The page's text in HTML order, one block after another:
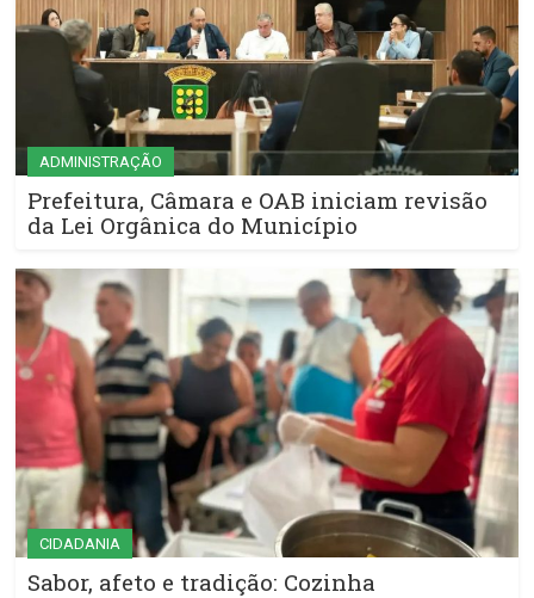
ADMINISTRAÇÃO
Prefeitura, Câmara e OAB iniciam revisão
da Lei Orgânica do Município
CIDADANIA
Sabor, afeto e tradição: Cozinha